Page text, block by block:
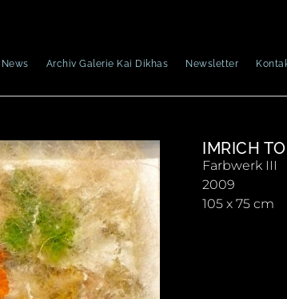
News Archiv Galerie Kai Dikhas Newsletter
IMRICH
Farbwerk III
2009
105 x 75 cm